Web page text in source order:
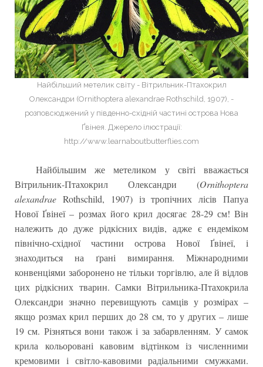
Найбільший метелик світу - Вітрильник-Птахокрил
Олександри (Ornithoptera alexandrae Rothschild, 1907), -
розповсюджений у південно-східній частині острова Нова
Ґвінея. Джерело ілюстрації:
http://www.learnaboutbutterflies.com
Найбільшим же метеликом у світі вважається
Вітрильник-Птахокрил Олександри (Ornithoptera
alexandraeRothschild, 1907) із тропічних лісів Папуа
Нової Ґвінеї – розмах його крил досягає 28-29 см! Він
належить до дуже рідкісних видів, адже є ендеміком
північно-східної частини острова Нової Ґвінеї, і
знаходиться на ґрані вимирання. Міжнародними
конвенціями заборонено не тільки торгівлю, але й відлов
цих рідкісних тварин. Самки Вітрильника-Птахокрила
Олександри значно перевищують самців у розмірах –
якщо розмах крил перших до 28 см, то у других – лише
19 см. Різняться вони також і за забарвленням. У самок
крила кольоровані кавовим відтінком із численними
кремовими і світло-кавовими радіальними смужками.